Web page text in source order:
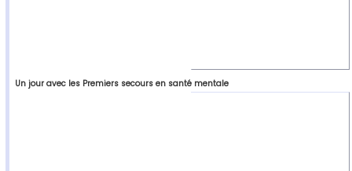
Un jour avec les Premiers secours en santé mentale